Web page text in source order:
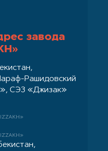
завода
Рашидовский
СЭЗ «Джизак»